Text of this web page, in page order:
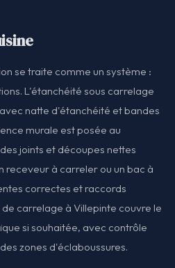
se traite comme un système :
L'étanchéité sous carrelage
natte d'étanchéité et bandes
murale est posée au
joints et découpes nettes
receveur à carreler ou un bac à
correctes et raccords
de carrelage à Villepinte couvre le
si souhaitée, avec contrôle
zones d'éclaboussures.